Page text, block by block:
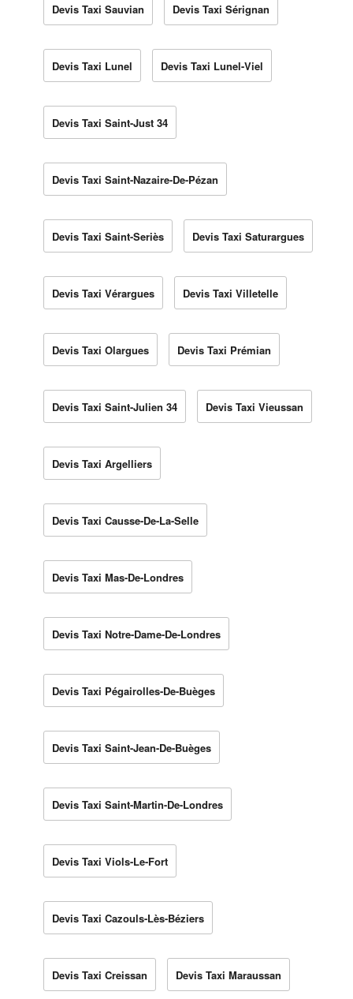
Devis Taxi Sauvian Devis Taxi Sérignan
Devis Taxi Lunel Devis Taxi Lunel-Viel
Devis Taxi Saint-Just 34
Devis Taxi Saint-Nazaire-De-Pézan
Devis Taxi Saint-Seriès Devis Taxi Saturargues
Devis Taxi Vérargues Devis Taxi Villetelle
Devis Taxi Olargues Devis Taxi Prémian
Devis Taxi Saint-Julien 34 Devis Taxi Vieussan
Devis Taxi Argelliers
Devis Taxi Causse-De-La-Selle
Devis Taxi Mas-De-Londres
Devis Taxi Notre-Dame-De-Londres
Devis Taxi Pégairolles-De-Buèges
Devis Taxi Saint-Jean-De-Buèges
Devis Taxi Saint-Martin-De-Londres
Devis Taxi Viols-Le-Fort
Devis Taxi Cazouls-Lès-Béziers
Devis Taxi Creissan Devis Taxi Maraussan